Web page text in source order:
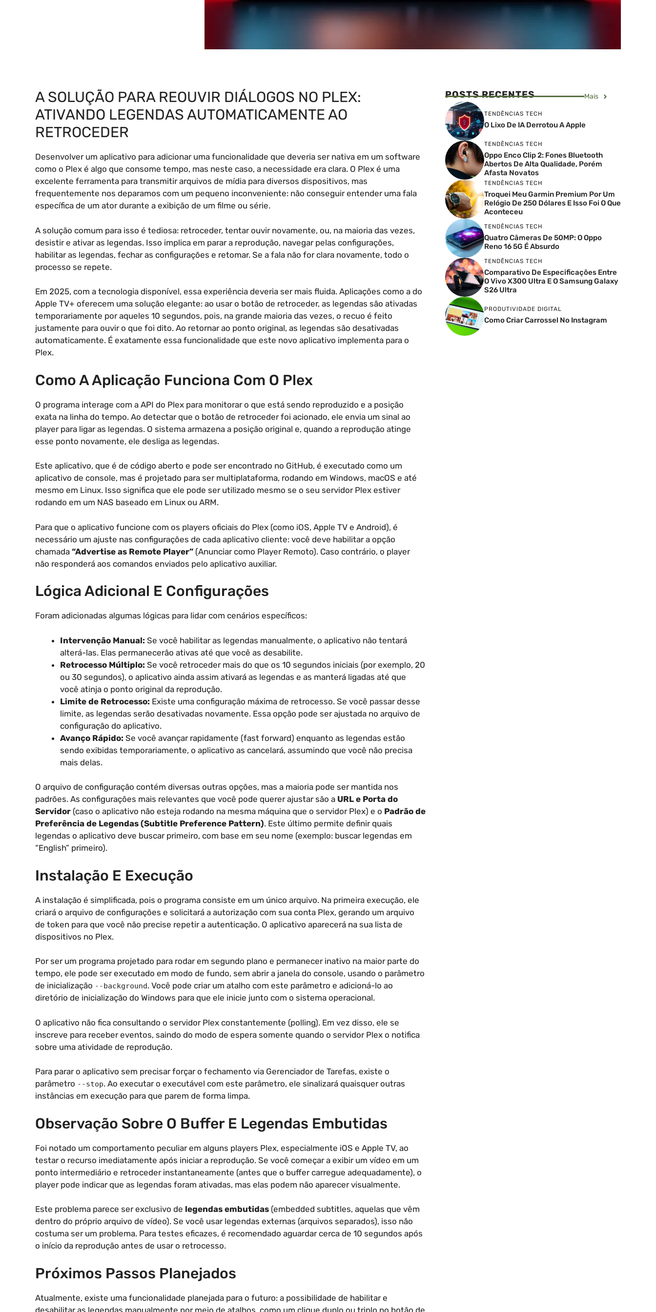
A SOLUÇÃO PARA REOUVIR DIÁLOGOS NO PLEX:
ATIVANDO LEGENDAS AUTOMATICAMENTE AO
RETROCEDER
Desenvolver um aplicativo para adicionar uma funcionalidade que deveria ser nativa em um software
como o Plex é algo que consome tempo, mas neste caso, a necessidade era clara. O Plex é uma
excelente ferramenta para transmitir arquivos de mídia para diversos dispositivos, mas
frequentemente nos deparamos com um pequeno inconveniente: não conseguir entender uma fala
específica de um ator durante a exibição de um filme ou série.
A solução comum para isso é tediosa: retroceder, tentar ouvir novamente, ou, na maioria das vezes,
desistir e ativar as legendas. Isso implica em parar a reprodução, navegar pelas configurações,
habilitar as legendas, fechar as configurações e retomar. Se a fala não for clara novamente, todo o
processo se repete.
Em 2025, com a tecnologia disponível, essa experiência deveria ser mais fluida. Aplicações como a do
Apple TV+ oferecem uma solução elegante: ao usar o botão de retroceder, as legendas são ativadas
temporariamente por aqueles 10 segundos, pois, na grande maioria das vezes, o recuo é feito
justamente para ouvir o que foi dito. Ao retornar ao ponto original, as legendas são desativadas
automaticamente. É exatamente essa funcionalidade que este novo aplicativo implementa para o
Plex.
Como A Aplicação Funciona Com O Plex
O programa interage com a API do Plex para monitorar o que está sendo reproduzido e a posição
exata na linha do tempo. Ao detectar que o botão de retroceder foi acionado, ele envia um sinal ao
player para ligar as legendas. O sistema armazena a posição original e, quando a reprodução atinge
esse ponto novamente, ele desliga as legendas.
Este aplicativo, que é de código aberto e pode ser encontrado no GitHub, é executado como um
aplicativo de console, mas é projetado para ser multiplataforma, rodando em Windows, macOS e até
mesmo em Linux. Isso significa que ele pode ser utilizado mesmo se o seu servidor Plex estiver
rodando em um NAS baseado em Linux ou ARM.
Para que o aplicativo funcione com os players oficiais do Plex (como iOS, Apple TV e Android), é
necessário um ajuste nas configurações de cada aplicativo cliente: você deve habilitar a opção
chamada “Advertise as Remote Player” (Anunciar como Player Remoto). Caso contrário, o player
não responderá aos comandos enviados pelo aplicativo auxiliar.
Lógica Adicional E Configurações
Foram adicionadas algumas lógicas para lidar com cenários específicos:
Intervenção Manual: Se você habilitar as legendas manualmente, o aplicativo não tentará
alterá-las. Elas permanecerão ativas até que você as desabilite.
Retrocesso Múltiplo: Se você retroceder mais do que os 10 segundos iniciais (por exemplo, 20
ou 30 segundos), o aplicativo ainda assim ativará as legendas e as manterá ligadas até que
você atinja o ponto original da reprodução.
Limite de Retrocesso: Existe uma configuração máxima de retrocesso. Se você passar desse
limite, as legendas serão desativadas novamente. Essa opção pode ser ajustada no arquivo de
configuração do aplicativo.
Avanço Rápido: Se você avançar rapidamente (fast forward) enquanto as legendas estão
sendo exibidas temporariamente, o aplicativo as cancelará, assumindo que você não precisa
mais delas.
O arquivo de configuração contém diversas outras opções, mas a maioria pode ser mantida nos
padrões. As configurações mais relevantes que você pode querer ajustar são a URL e Porta do
Servidor (caso o aplicativo não esteja rodando na mesma máquina que o servidor Plex) e o Padrão de
Preferência de Legendas (Subtitle Preference Pattern). Este último permite definir quais
legendas o aplicativo deve buscar primeiro, com base em seu nome (exemplo: buscar legendas em
“English” primeiro).
Instalação E Execução
A instalação é simplificada, pois o programa consiste em um único arquivo. Na primeira execução, ele
criará o arquivo de configurações e solicitará a autorização com sua conta Plex, gerando um arquivo
de token para que você não precise repetir a autenticação. O aplicativo aparecerá na sua lista de
dispositivos no Plex.
Por ser um programa projetado para rodar em segundo plano e permanecer inativo na maior parte do
tempo, ele pode ser executado em modo de fundo, sem abrir a janela do console, usando o parâmetro
de inicialização --background. Você pode criar um atalho com este parâmetro e adicioná-lo ao
diretório de inicialização do Windows para que ele inicie junto com o sistema operacional.
O aplicativo não fica consultando o servidor Plex constantemente (polling). Em vez disso, ele se
inscreve para receber eventos, saindo do modo de espera somente quando o servidor Plex o notifica
sobre uma atividade de reprodução.
Para parar o aplicativo sem precisar forçar o fechamento via Gerenciador de Tarefas, existe o
parâmetro --stop. Ao executar o executável com este parâmetro, ele sinalizará quaisquer outras
instâncias em execução para que parem de forma limpa.
Observação Sobre O Buffer E Legendas Embutidas
Foi notado um comportamento peculiar em alguns players Plex, especialmente iOS e Apple TV, ao
testar o recurso imediatamente após iniciar a reprodução. Se você começar a exibir um vídeo em um
ponto intermediário e retroceder instantaneamente (antes que o buffer carregue adequadamente), o
player pode indicar que as legendas foram ativadas, mas elas podem não aparecer visualmente.
Este problema parece ser exclusivo de legendas embutidas (embedded subtitles, aquelas que vêm
dentro do próprio arquivo de vídeo). Se você usar legendas externas (arquivos separados), isso não
costuma ser um problema. Para testes eficazes, é recomendado aguardar cerca de 10 segundos após
o início da reprodução antes de usar o retrocesso.
Próximos Passos Planejados
Atualmente, existe uma funcionalidade planejada para o futuro: a possibilidade de habilitar e
desabilitar as legendas manualmente por meio de atalhos, como um clique duplo ou triplo no botão de
POSTS RECENTES Mais
TENDÊNCIAS TECH
O Lixo De IA Derrotou A Apple
TENDÊNCIAS TECH
Oppo Enco Clip 2: Fones Bluetooth
Abertos De Alta Qualidade, Porém
Afasta Novatos
TENDÊNCIAS TECH
Troquei Meu Garmin Premium Por Um
Relógio De 250 Dólares E Isso Foi O Que
Aconteceu
TENDÊNCIAS TECH
Quatro Câmeras De 50MP: O Oppo
Reno 16 5G É Absurdo
TENDÊNCIAS TECH
Comparativo De Especificações Entre
O Vivo X300 Ultra E O Samsung Galaxy
S26 Ultra
PRODUTIVIDADE DIGITAL
Como Criar Carrossel No Instagram